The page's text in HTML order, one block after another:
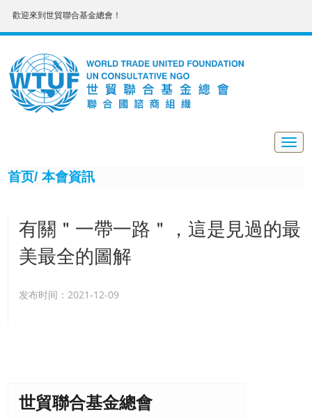
歡迎來到世貿聯合基金總會！
首页/ 本會資訊
有關＂一帶一路＂，這是見過的最
美最全的圖解
发布时间：2021-12-09
世貿聯合基金總會